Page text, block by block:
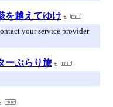
を越えてゆけ
your service provider
ーぶらり旅